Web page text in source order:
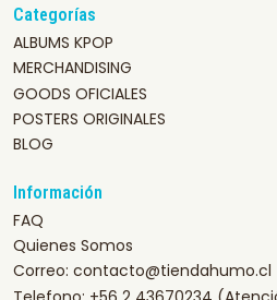
Categorías
ALBUMS KPOP
MERCHANDISING
GOODS OFICIALES
POSTERS ORIGINALES
BLOG
Información
FAQ
Quienes Somos
Correo: contacto@tiendahumo.cl